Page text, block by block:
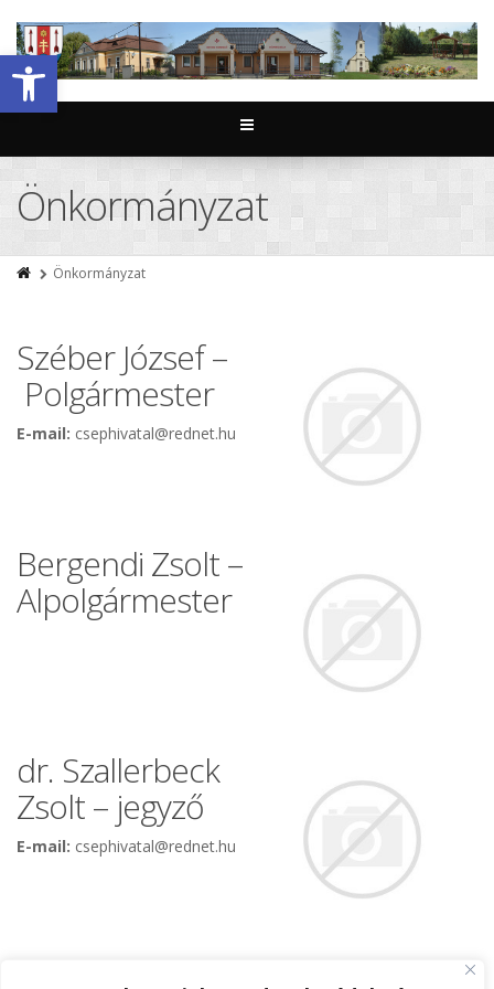
Eszköztár megnyitása
Önkormányzat
Önkormányzat
Széber József –
Polgármester
E-mail: csephivatal@rednet.hu
Bergendi Zsolt –
Alpolgármester
dr. Szallerbeck
Zsolt – jegyző
E-mail: csephivatal@rednet.hu
Szabó Mihály –